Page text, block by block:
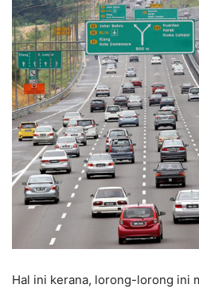
Hal ini kerana, lorong-lorong ini